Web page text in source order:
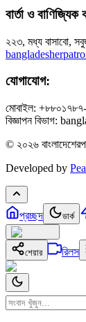
বার্তা ও বাণিজ্যিক
২২৩, মধ্য বাসাবো,
যোগাযোগ:
মোবাইল:
বিজ্ঞাপন বিভাগ:
© ২০২৬
Developed by
প্রচ্ছদ ডার্ক
শেয়ার রিলস